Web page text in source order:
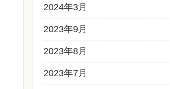
2024年3月
2023年9月
2023年8月
2023年7月